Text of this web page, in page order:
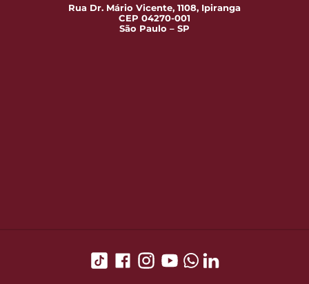
Rua Dr. Mário Vicente, 1108, Ipiranga
CEP 04270-001
São Paulo – SP